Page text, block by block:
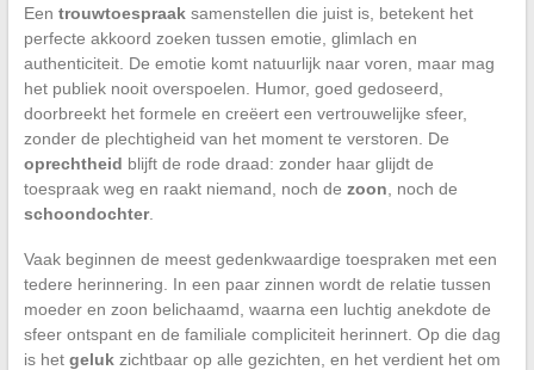
Een trouwtoespraaksamenstellen die juist is, betekent het
perfecte akkoord zoeken tussen emotie, glimlach en
authenticiteit. De emotie komt natuurlijk naar voren, maar mag
het publiek nooit overspoelen. Humor, goed gedoseerd,
doorbreekt het formele en creëert een vertrouwelijke sfeer,
zonder de plechtigheid van het moment te verstoren. De
oprechtheid blijft de rode draad: zonder haar glijdt de
toespraak weg en raakt niemand, noch de zoon , noch de
schoondochter.
Vaak beginnen de meest gedenkwaardige toespraken met een
tedere herinnering. In een paar zinnen wordt de relatie tussen
moeder en zoon belichaamd, waarna een luchtig anekdote de
sfeer ontspant en de familiale compliciteit herinnert. Op die dag
is het gelukzichtbaar op alle gezichten, en het verdient het om